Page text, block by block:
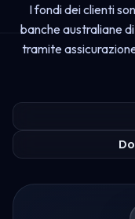
I fondi dei clienti
banche australiane
tramite